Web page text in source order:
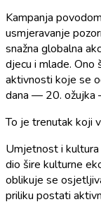
Kampanja
usmjeravanje
snažna globalna
djecu i mlade. Ono
aktivnosti koje se
dana — 20. ožujka
To je trenutak koji
Umjetnost i kultura
dio šire kulturne
oblikuje se
priliku postati